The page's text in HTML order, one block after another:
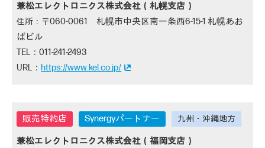
兼松エレクトロニクス株式会社（札幌支店）
060-0061 札幌市中央区南一条西6-15-1 札幌あお
ばビル
011-241-2493
https://www.kel.co.jp/
Synergyパートナー
兼松エレクトロニクス株式会社（福岡支店）